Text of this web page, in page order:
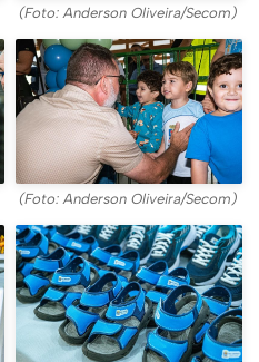
(Foto: Anderson Oliveira/Secom)
(Foto: Anderson Oliveira/Secom)